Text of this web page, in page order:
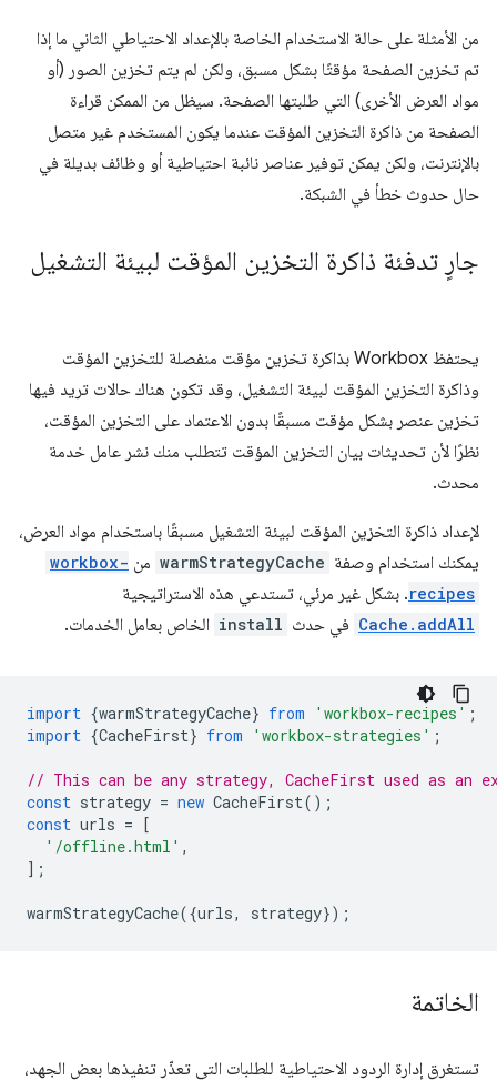
من الأمثلة على حالة الاستخدام الخاصة بالإعداد الاحتياطي الثاني ما إذا
تم تخزين الصفحة مؤقتًا بشكل مسبق، ولكن لم يتم تخزين الصور (أو
مواد العرض الأخرى) التي طلبتها الصفحة. سيظل من الممكن قراءة
الصفحة من ذاكرة التخزين المؤقت عندما يكون المستخدم غير متصل
بالإنترنت، ولكن يمكن توفير عناصر نائبة احتياطية أو وظائف بديلة في
حال حدوث خطأ في الشبكة.
جارٍ تدفئة ذاكرة التخزين المؤقت لبيئة التشغيل
يحتفظ Workbox بذاكرة تخزين مؤقت منفصلة للتخزين المؤقت
وذاكرة التخزين المؤقت لبيئة التشغيل، وقد تكون هناك حالات تريد فيها
تخزين عنصر بشكل مؤقت مسبقًا بدون الاعتماد على التخزين المؤقت،
نظرًا لأن تحديثات بيان التخزين المؤقت تتطلب منك نشر عامل خدمة
محدث.
لإعداد ذاكرة التخزين المؤقت لبيئة التشغيل مسبقًا باستخدام مواد العرض،
يمكنك استخدام وصفة warmStrategyCache من workbox-
recipes. بشكل غير مرئي، تستدعي هذه الاستراتيجية
Cache.addAll في حدث install الخاص بعامل الخدمات.
import {warmStrategyCache} from 'workbox-recipes' ;
import {CacheFirst} from 'workbox-strategies' ;
// This can be any strategy, CacheFirst used as an
const strategy = new CacheFirst();
const urls = [
'/offline.html' ,
];
warmStrategyCache({urls, strategy});
الخاتمة
تستغرق إدارة الردود الاحتياطية للطلبات التي تعذّر تنفيذها بعض الجهد،